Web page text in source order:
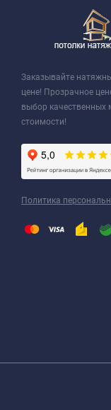
Заказывайте
цене! Прозрачное
выбор качественных
стоимости!
Политика